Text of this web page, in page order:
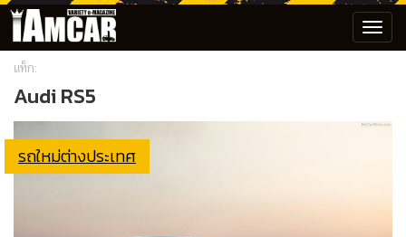
แท็ก:
Audi RS5
รถใหม่ต่างประเทศ